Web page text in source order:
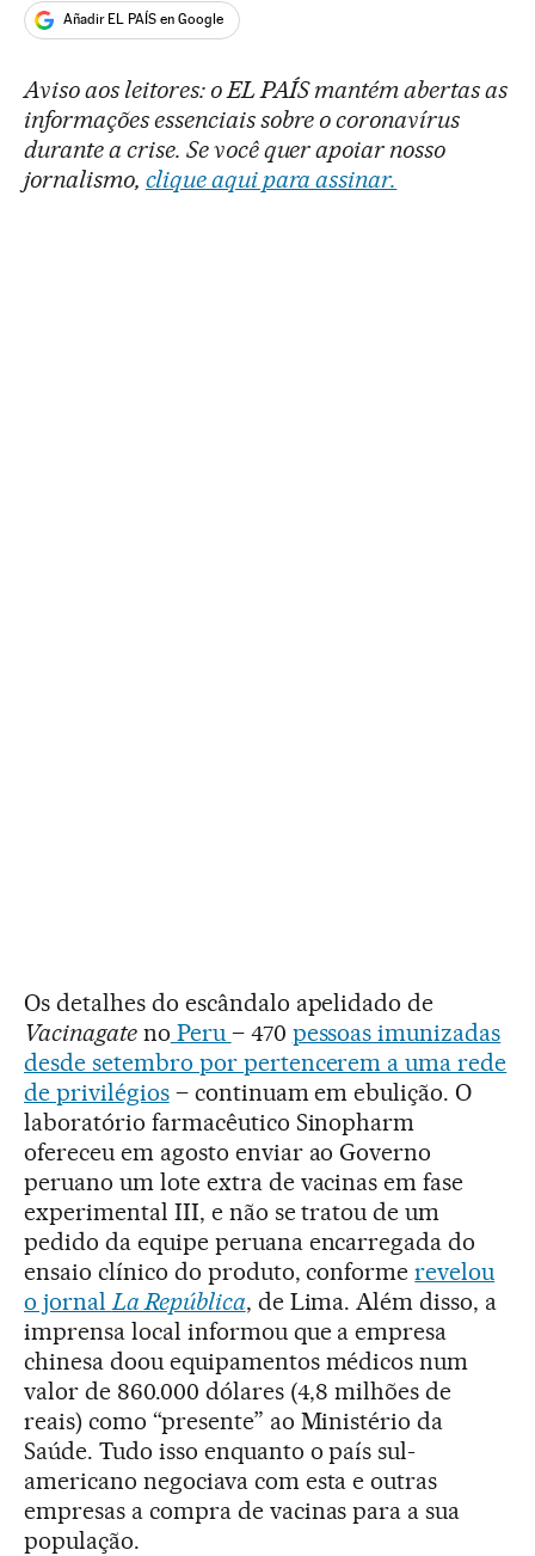
Añadir EL PAÍS en Google
Aviso aos leitores: o EL PAÍS mantém abertas as
informações essenciais sobre o coronavírus
durante a crise. Se você quer apoiar nosso
jornalismo, clique aqui para assinar.
Os detalhes do escândalo apelidado de
Vacinagateno Peru – 470 pessoas imunizadas
desde setembro por pertencerem a uma rede
de privilégios– continuam em ebulição. O
laboratório farmacêutico Sinopharm
ofereceu em agosto enviar ao Governo
peruano um lote extra de vacinas em fase
experimental III, e não se tratou de um
pedido da equipe peruana encarregada do
ensaio clínico do produto, conformerevelou
o jornalLa República, de Lima. Além disso, a
imprensa local informou que a empresa
chinesa doou equipamentos médicos num
valor de 860.000 dólares (4,8 milhões de
reais) como “presente” ao Ministério da
Saúde. Tudo isso enquanto o país sul-
americano negociava com esta e outras
empresas a compra de vacinas para a sua
população.